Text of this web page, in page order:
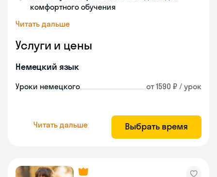
комфортного обучения
Читать дальше
Услуги и цены
Немецкий язык
Уроки немецкого от 1590 ₽ / урок
Читать дальше Выбрать время